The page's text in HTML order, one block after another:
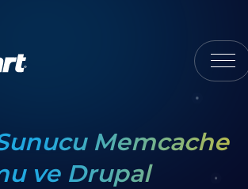
Memcache
ve Drupal